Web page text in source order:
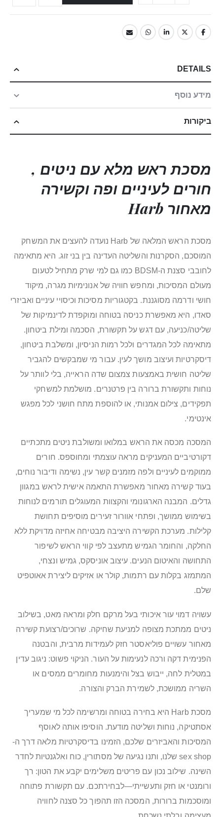
DETAILS
מידע נוסף
ביקורות
מסכת ראש מלא עם ניטים ,
חורים לעיניים ופה וקשירה
מאחור Harb
מסכת הראש המלאה של Harb נועדה להעצים את המשחק
המוסכם, הסקרנות והשליטה העדינה בין בני זוג. היא מתאימה
לחובבי סצנת ה-BDSM כמו גם למי שרק מתחיל לטעום
מעולם המסיכות, ומחפש חוויה של אנונימיות מגרה, מיקוד
חושי ודרמה מסוגננת. בקטגוריות מסיכות וכיסויי עיניים ואביזרי
סאדו, היא מאפשרת כניסה בטוחה ומוקפדת לדינמיקות של
שליטה/כניעה, עם דגש על תקשורת, הסכמה ומילת ביטחון.
מתאימה לכל המגדרים ולכל רמות הניסיון, ומשלבת ביטחון,
דיסקרטיות ועיצוב מושך לעין. עבור מי שמבקשים להגביר
שליטה חושית באמצעות צמצום שדה הראייה, בלי לוותר על
נוחות ותקשורת ברורה בין פרטנרים. מושלמת למשחקי
תפקידים, צילום אמנותי, או להוספת מתח חושני לכל מפגש
אינטימי.
המסכה מכסה את הראש במלואו ומשולבת ניטים מתכתיים
דקורטיביים המעניקים מראה עוצמתי ומחוספס. חורים
ממוקמים לעיניים ולפה מזמנים קשר עין, נשימה ודיבור נוחים,
בעוד קשירה מאחור מאפשרת התאמה אישית לראש במגוון
גדלים. המבנה הארגונומי והקצוות המעוגלים תורמים לנוחות
בשימוש ממושך, ופתחי אוורור זעירים מוסיפים תחושת
קלילות. מערכת הקשירה היציבה מבטיחה אחיזה מדויקת ללא
החלקה, והחומר הגמיש מתעצב לפי קווי הראש לשיפור
התחושה והאיטום הנעים. עיצוב אוניסקס, גמיש ונצחי,
המתמזג בקלות עם רתמות, קולר או אזיקים ליצירת אאוטפיט
שלם.
עשויה דמוי עור איכותי בעל מרקם חלק ומראה מאט, בשילוב
ניטים ממתכת מצופה למניעת שחיקה. שרוכים/רצועת קשירה
מאחור עשויים פוליאסטר חזק לעמידות מרבית, והבטנה
הפנימית דקה ורכה לנעימות על העור. הניקוי פשוט: ניגוב עדין
במטלית לחה, ייבוש בצל והימנעות מחומרים ממסים או
השריה ממושכת, לשמירת הברק והצורה.
מסכת Harb היא בחירה בטוחה ומרשימה לכל מי שמעריך
אסתטיקה, נוחות ושליטה מודעת. הוסיפו אותה לאוסף
המסיכות והאביזרים שלכם, הזמינו בדיסקרטיות מלאה דרך ה-
sex shop שלנו, ותנו נגיעה של מסתורין, כוח ואלגנטיות לחדר
השינה. שילוב נכון עם פריטים משלימים יקבע את הטון: רך
ורומנטי או חזק ותעשייתי—לבחירתכם. עם תקשורת פתוחה
ומוסכמות ברורות, המסכה הזו תהפוך כל סצנה לחוויה